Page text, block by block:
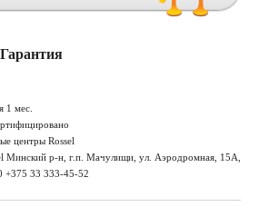
Гарантия
1 мес.
центры Rossel
Минский р-н, г.п. Мачулищи, ул. Аэродромная, 15А,
+375 33 333-45-52